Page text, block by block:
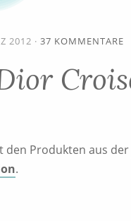
2012 · 37 KOMMENTARE
den Produkten aus der
.